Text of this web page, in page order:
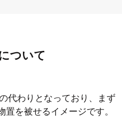
ついて
代わりとなっており、まず
を被せるイメージです。